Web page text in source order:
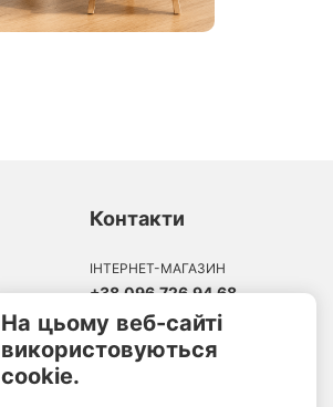
Контакти
ІНТЕРНЕТ-МАГАЗИН
+38 096 726 94 68
Пн-Пт: 10:00-18:00
На цьому веб-сайті
використовуються
cookie.